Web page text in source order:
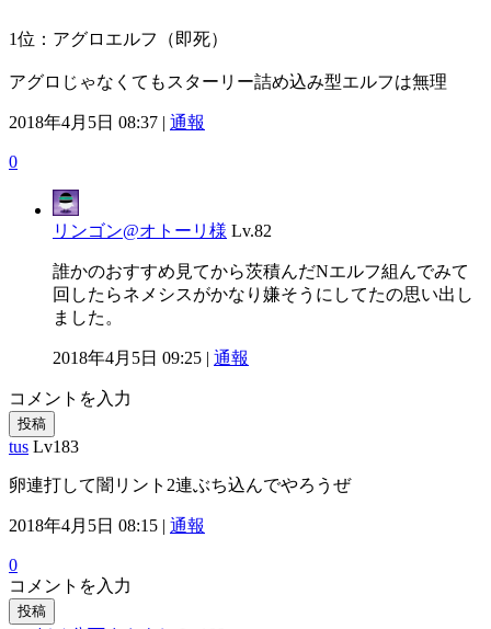
1位：アグロエルフ（即死）
アグロじゃなくてもスターリー詰め込み型エルフは無理
2018年4月5日 08:37 | 通報
0
リンゴン@オトーリ様 Lv.82
誰かのおすすめ見てから茨積んだNエルフ組んでみて
回したらネメシスがかなり嫌そうにしてたの思い出し
ました。
2018年4月5日 09:25 | 通報
コメントを入力
投稿
tus Lv183
卵連打して闇リント2連ぶち込んでやろうぜ
2018年4月5日 08:15 | 通報
0
コメントを入力
投稿